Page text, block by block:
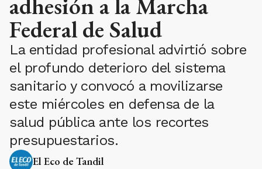
Federal de Salud
La entidad profesional advirtió sobre
el profundo deterioro del sistema
sanitario y convocó a movilizarse
este miércoles en defensa de la
salud pública ante los recortes
presupuestarios.
El Eco de Tandil